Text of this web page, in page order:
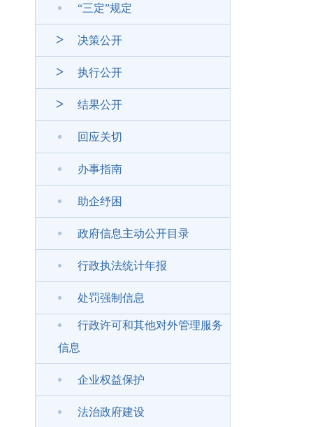
“三定”规定
决策公开
执行公开
结果公开
回应关切
办事指南
助企纾困
政府信息主动公开目录
行政执法统计年报
处罚强制信息
行政许可和其他对外管理服务
信息
企业权益保护
法治政府建设